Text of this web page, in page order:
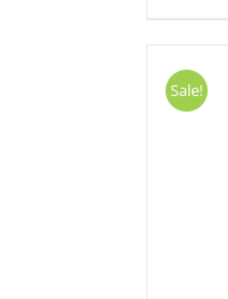
Sale!